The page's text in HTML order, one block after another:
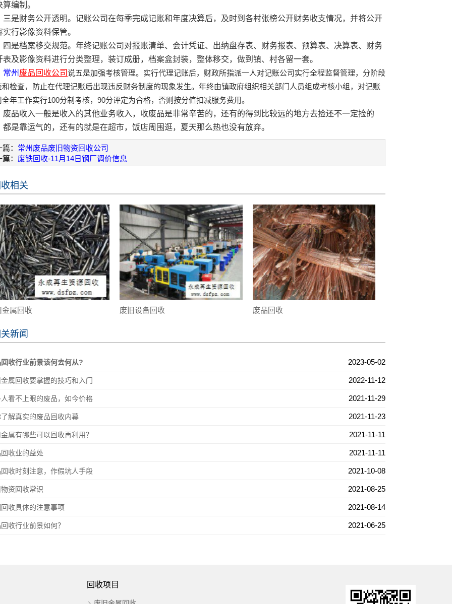
算编制。
财务公开透明。记账公司在每季完成记账和年度决算后，及时到各村张榜公开财务收支情况，并将公开
实行影像资料保管。
档案移交规范。年终记账公司对报账清单、会计凭证、出纳盘存表、财务报表、预算表、决算表、财务
表及影像资料进行分类整理，装订成册，档案盒封装，整体移交，做到镇、村各留一套。
常州 废品回收公司说五是加强考核管理。实行代理记账后，财政所指派一人对记账公司实行全程监督管理，分阶段
和检查，防止在代理记账后出现违反财务制度的现象发生。年终由镇政府组织相关部门人员组成考核小组，对记账
全年工作实行100分制考核，90分评定为合格，否则按分值扣减服务费用。
收入一般是收入的其他业务收入，收废品是非常辛苦的，还有的得到比较远的地方去捡还不一定捡的
都是靠运气的，还有的就是在超市，饭店周围逛，夏天那么热也没有放弃。
篇： 常州废品废旧物资回收公司
： 废铁回收-11月14日钢厂调价信息
收相关
金属回收 废旧设备回收 废品回收
新闻
收行业前景该何去何从? 2023-05-02
属回收要掌握的技巧和入门 2022-11-12
看不上眼的废品，如今价格 2021-11-29
解真实的废品回收内幕 2021-11-23
属有哪些可以回收再利用？ 2021-11-11
收业的益处 2021-11-11
收时刻注意，作假坑人手段 2021-10-08
资回收常识 2021-08-25
收具体的注意事项 2021-08-14
收行业前景如何？ 2021-06-25
回收项目